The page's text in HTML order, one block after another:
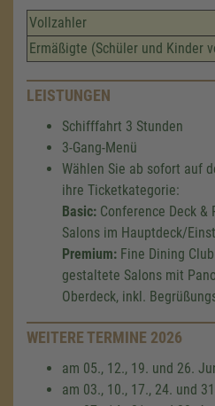
Vollzahler
Ermäßigte (Schüler und Kinder
LEISTUNGEN
Schifffahrt 3 Stunden
3-Gang-Menü
Wählen Sie ab sofort auf
ihre Ticketkategorie:
Basic: Conference Deck &
Salons im Hauptdeck/
Premium: Fine Dining
gestaltete Salons mit
Oberdeck, inkl.
WEITERE TERMINE 2026
am 05., 12., 19. und 26.
am 03., 10., 17., 24. und